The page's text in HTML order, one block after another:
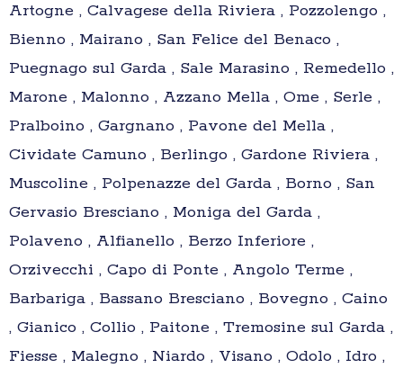
Artogne , Calvagese della Riviera , Pozzolengo ,
Bienno , Mairano , San Felice del Benaco ,
Puegnago sul Garda , Sale Marasino , Remedello ,
Marone , Malonno , Azzano Mella , Ome , Serle ,
Pralboino , Gargnano , Pavone del Mella ,
Cividate Camuno , Berlingo , Gardone Riviera ,
Muscoline , Polpenazze del Garda , Borno , San
Gervasio Bresciano , Moniga del Garda ,
Polaveno , Alfianello , Berzo Inferiore ,
Orzivecchi , Capo di Ponte , Angolo Terme ,
Barbariga , Bassano Bresciano , Bovegno , Caino
, Gianico , Collio , Paitone , Tremosine sul Garda ,
Fiesse , Malegno , Niardo , Visano , Odolo , Idro ,